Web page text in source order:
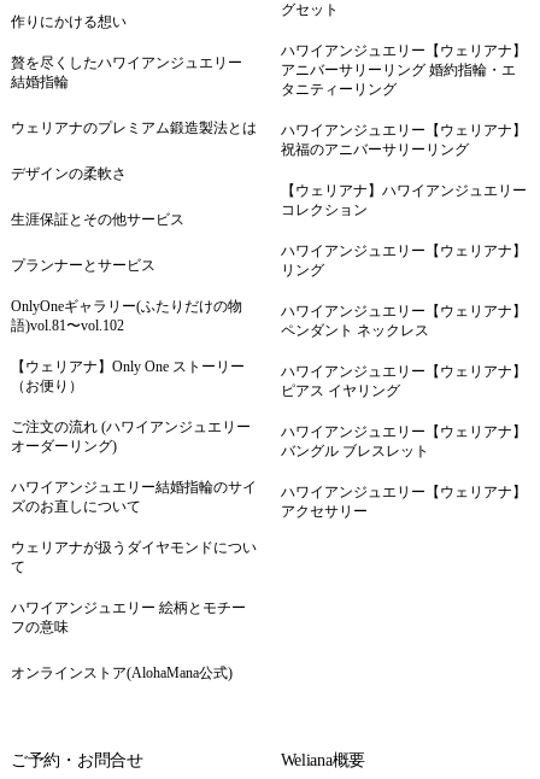
作りにかける想い
贅を尽くしたハワイアンジュエリー
結婚指輪
ウェリアナのプレミアム鍛造製法とは
デザインの柔軟さ
生涯保証とその他サービス
プランナーとサービス
OnlyOneギャラリー(ふたりだけの物
語)vol.81〜vol.102
【ウェリアナ】Only One ストーリー
（お便り）
ご注文の流れ (ハワイアンジュエリー
オーダーリング)
ハワイアンジュエリー結婚指輪のサイ
ズのお直しについて
ウェリアナが扱うダイヤモンドについ
て
ハワイアンジュエリー 絵柄とモチー
フの意味
オンラインストア(AlohaMana公式)
グセット
ハワイアンジュエリー【ウェリアナ】
アニバーサリーリング 婚約指輪・エ
タニティーリング
ハワイアンジュエリー【ウェリアナ】
祝福のアニバーサリーリング
【ウェリアナ】ハワイアンジュエリー
コレクション
ハワイアンジュエリー【ウェリアナ】
リング
ハワイアンジュエリー【ウェリアナ】
ペンダント ネックレス
ハワイアンジュエリー【ウェリアナ】
ピアス イヤリング
ハワイアンジュエリー【ウェリアナ】
バングル ブレスレット
ハワイアンジュエリー【ウェリアナ】
アクセサリー
ご予約・お問合せ Weliana概要